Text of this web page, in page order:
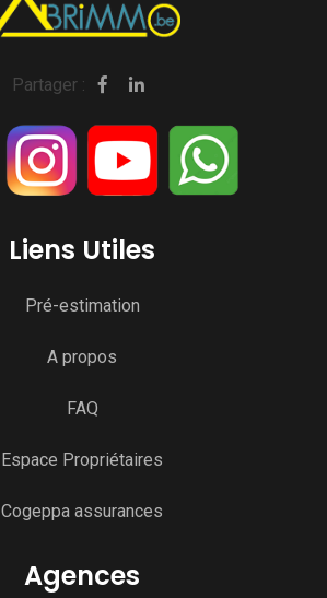
Partager :
Liens Utiles
Pré-estimation
A propos
FAQ
Espace Propriétaires
Cogeppa assurances
Agences